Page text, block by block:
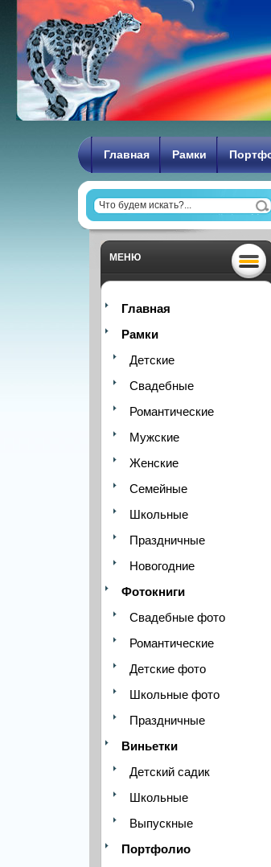
Главная Рамки
МЕНЮ
Главная
Рамки
Детские
Свадебные
Романтические
Мужские
Женские
Семейные
Школьные
Праздничные
Новогодние
Фотокниги
Свадебные фото
Романтические
Детские фото
Школьные фото
Праздничные
Виньетки
Детский садик
Школьные
Выпускные
Портфолио